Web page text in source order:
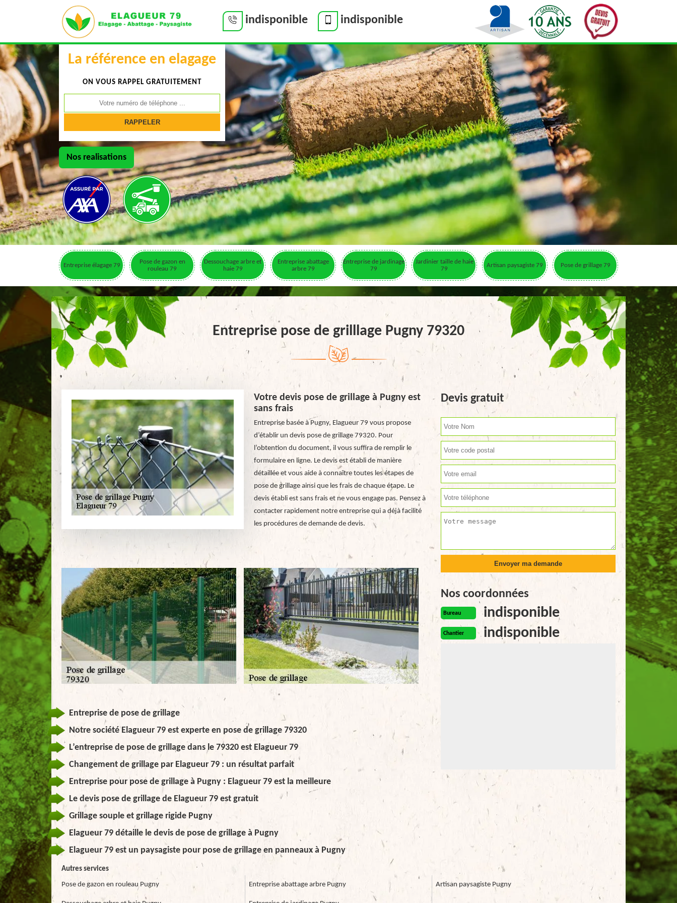
indisponible indisponible
La référence en elagage
ON VOUS RAPPEL GRATUITEMENT
Nos realisations
Entreprise élagage 79
Pose de gazon en
rouleau 79
Dessouchage arbre et
haie 79
Entreprise abattage
arbre 79
Entreprise de jardinage
79
Jardinier taille de haie
79
Artisan paysagiste 79 Pose de grillage 79
Entreprise pose de grilllage Pugny 79320
Votre devis pose de grillage à Pugny est
sans frais
Entreprise basée à Pugny, Elagueur 79 vous propose
d’établir un devis pose de grillage 79320. Pour
l’obtention du document, il vous suffira de remplir le
formulaire en ligne. Le devis est établi de manière
détaillée et vous aide à connaître toutes les étapes de
pose de grillage ainsi que les frais de chaque étape. Le
devis établi est sans frais et ne vous engage pas. Pensez à
contacter rapidement notre entreprise qui a déjà facilité
les procédures de demande de devis.
Entreprise de pose de grillage
Notre société Elagueur 79 est experte en pose de grillage 79320
L’entreprise de pose de grillage dans le 79320 est Elagueur 79
Changement de grillage par Elagueur 79 : un résultat parfait
Entreprise pour pose de grillage à Pugny : Elagueur 79 est la meilleure
Le devis pose de grillage de Elagueur 79 est gratuit
Grillage souple et grillage rigide Pugny
Elagueur 79 détaille le devis de pose de grillage à Pugny
Elagueur 79 est un paysagiste pour pose de grillage en panneaux à Pugny
Devis gratuit
Nos coordonnées
Bureau indisponible
Chantier indisponible
Autres services
Pose de gazon en rouleau Pugny Entreprise abattage arbre Pugny Artisan paysagiste Pugny